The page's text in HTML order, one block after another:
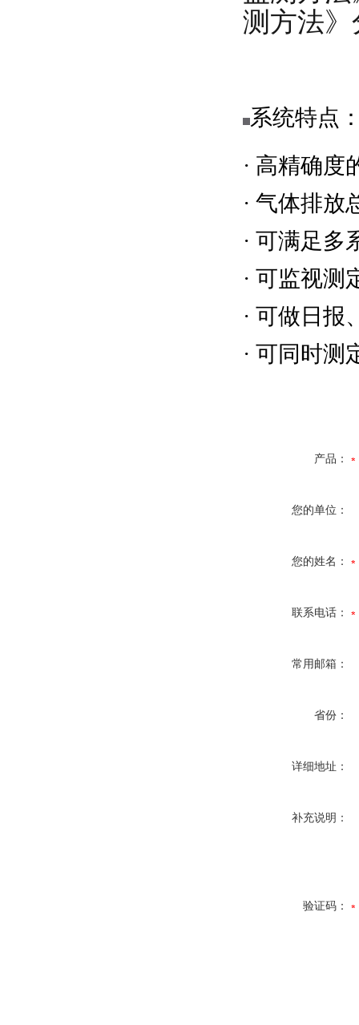
测方法》
系统特点
· 高精确度
· 气体排放
· 可满足多
· 可监视测
· 可做日报
· 可同时测
产品：
您的单位：
您的姓名：
联系电话：
常用邮箱：
省份：
详细地址：
补充说明：
验证码：